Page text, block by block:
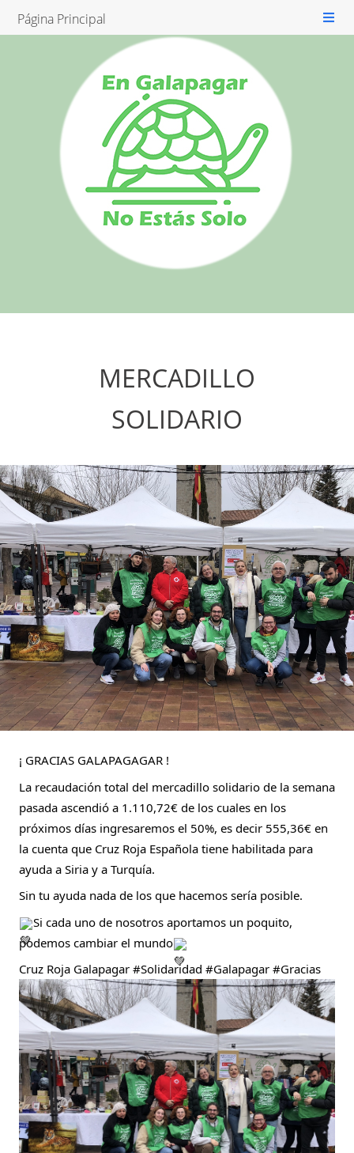
Página Principal
MERCADILLO
SOLIDARIO
¡ GRACIAS GALAPAGAGAR !
La recaudación total del mercadillo solidario de la semana
pasada ascendió a 1.110,72€ de los cuales en los
próximos días ingresaremos el 50%, es decir 555,36€ en
la cuenta que Cruz Roja Española tiene habilitada para
ayuda a Siria y a Turquía.
Sin tu ayuda nada de los que hacemos sería posible.
Si cada uno de nosotros aportamos un poquito,
podemos cambiar el mundo
Cruz Roja Galapagar #Solidaridad #Galapagar #Gracias